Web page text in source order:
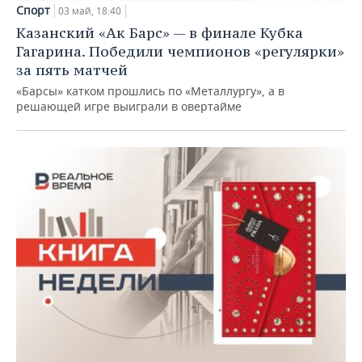
НЕФТЕХИМИЯ
НЕФТЬ
ОПК
ЭНЕРГЕТИКА
РОЗНИЧНАЯ ТОРГОВЛЯ
ТРАНСПОРТ
УСЛУГИ
НОВОСТИ ТЕХНОЛОГИЙ
IT
МЕДИА
МЕРОПРИЯТИЯ
НОВОСТИ МЕРОПРИЯТИЙ
ВЫЕЗДНАЯ РЕДАКЦИЯ
ONLINE-КОНФЕРЕНЦИИ
ОТКРЫТАЯ ЛЕКЦИЯ
СПОРТ
НОВОСТИ СПОРТА
ХОККЕЙ
БАСКЕТБОЛ
ВОЛЕЙБОЛ
КИБЕРСПОРТ
ФИГУРНОЕ КАТАНИЕ
ОБЩЕСТВО
ВЛАСТЬ
ИНФРАСТРУКТУРА
ИСТОРИЯ
КУЛЬТУРА
МЕДИЦИНА
СЮЖЕТЫ
СПРАВОЧНИК
СПИСОК ПЕРСОН
СПИСОК КОМПАНИЙ
ПОЛНАЯ ВЕРСИЯ
Спорт 03 май, 18:40
Казанский «Ак Барс» — в финале Кубка
Гагарина. Победили чемпионов «регулярки»
за пять матчей
«Барсы» катком прошлись по «Металлургу», а в
решающей игре выиграли в овертайме